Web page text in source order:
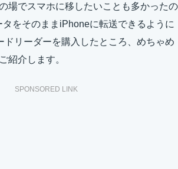
場でスマホに移したいことも多かったの
タをそのままiPhoneに転送できるように
ドリーダーを購入したところ、めちゃめ
紹介します。
SPONSORED LINK